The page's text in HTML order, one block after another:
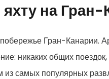
на
Гран-Канарии.
никаких общих
самых популярных